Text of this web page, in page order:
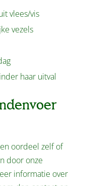
vlees/vis
vezels
haar uitval
oordeel zelf of
door onze
informatie over